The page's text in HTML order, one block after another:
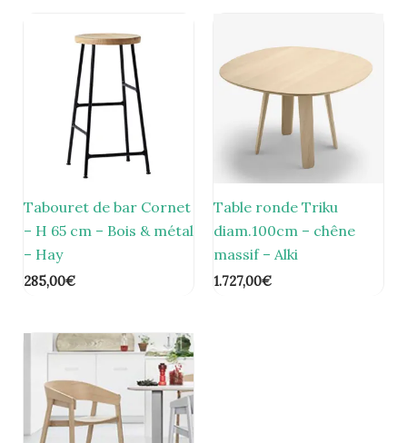
Tabouret de bar Cornet
– H 65 cm – Bois & métal
– Hay
285,00€
Table ronde Triku
diam.100cm – chêne
massif – Alki
1.727,00€